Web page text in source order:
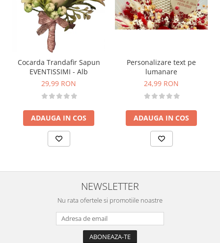
Cocarda Trandafir Sapun
EVENTISSIMI - Alb
29,99 RON
ADAUGA IN COS
Personalizare text pe
lumanare
24,99 RON
ADAUGA IN COS
NEWSLETTER
Nu rata ofertele si promotiile noastre